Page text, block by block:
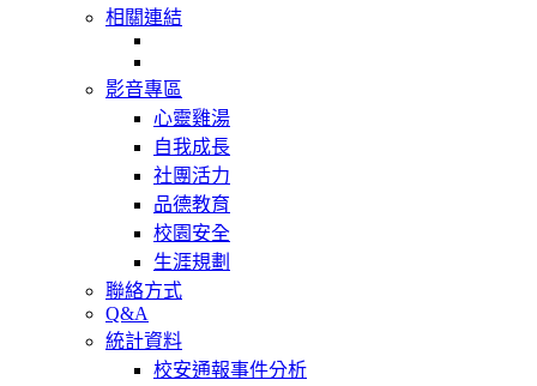
相關連結
影音專區
心靈雞湯
自我成長
社團活力
品德教育
校園安全
生涯規劃
聯絡方式
Q&A
統計資料
校安通報事件分析